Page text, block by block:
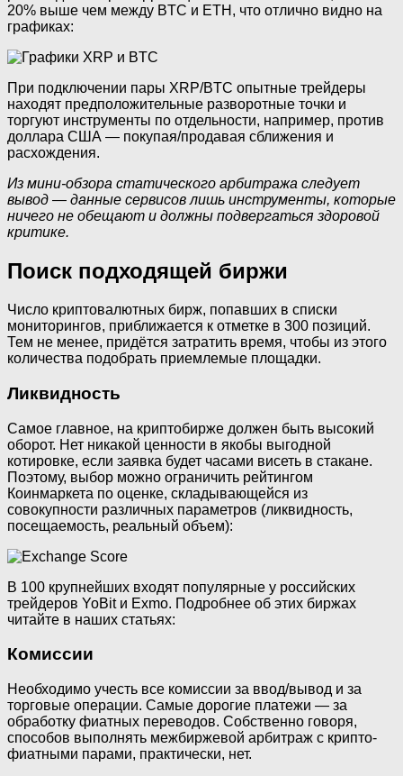
20% выше чем между BTC и ETH, что отлично видно на
графиках:
При подключении пары XRP/BTC опытные трейдеры
находят предположительные разворотные точки и
торгуют инструменты по отдельности, например, против
доллара США — покупая/продавая сближения и
расхождения.
Из мини-обзора статического арбитража следует
вывод — данные сервисов лишь инструменты, которые
ничего не обещают и должны подвергаться здоровой
критике.
Поиск подходящей биржи
Число криптовалютных бирж, попавших в списки
мониторингов, приближается к отметке в 300 позиций.
Тем не менее, придётся затратить время, чтобы из этого
количества подобрать приемлемые площадки.
Ликвидность
Самое главное, на криптобирже должен быть высокий
оборот. Нет никакой ценности в якобы выгодной
котировке, если заявка будет часами висеть в стакане.
Поэтому, выбор можно ограничить рейтингом
Коинмаркета по оценке, складывающейся из
совокупности различных параметров (ликвидность,
посещаемость, реальный объем):
В 100 крупнейших входят популярные у российских
трейдеров YoBit и Exmo. Подробнее об этих биржах
читайте в наших статьях:
Комиссии
Необходимо учесть все комиссии за ввод/вывод и за
торговые операции. Самые дорогие платежи — за
обработку фиатных переводов. Собственно говоря,
способов выполнять межбиржевой арбитраж с крипто-
фиатными парами, практически, нет.